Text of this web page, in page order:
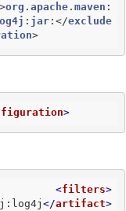
>org . apache . maven :
: jar : </exclude
>
>
<filters>
</artifact>